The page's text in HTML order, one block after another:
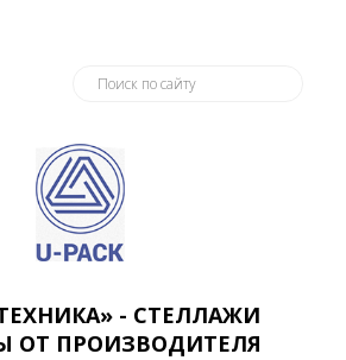
- СТЕЛЛАЖИ
ОТ ПРОИЗВОДИТЕЛЯ